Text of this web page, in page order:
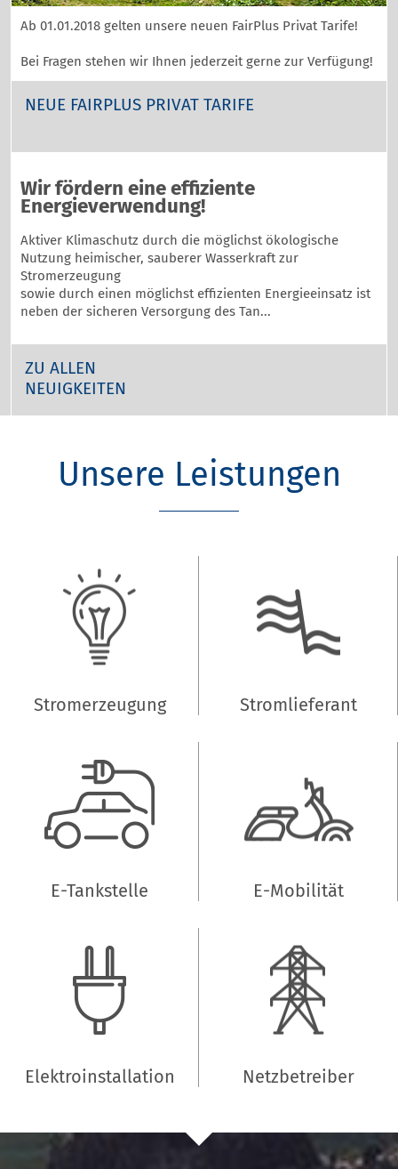
Ab 01.01.2018 gelten unsere neuen FairPlus Privat Tarife!
Bei Fragen stehen wir Ihnen jederzeit gerne zur Verfügung!
NEUE FAIRPLUS PRIVAT TARIFE
Wir fördern eine effiziente
Energieverwendung!
Aktiver Klimaschutz durch die möglichst ökologische
Nutzung heimischer, sauberer Wasserkraft zur
Stromerzeugung
sowie durch einen möglichst effizienten Energieeinsatz ist
neben der sicheren Versorgung des Tan...
ZU ALLEN
NEUIGKEITEN
Unsere Leistungen
Stromerzeugung Stromlieferant
E-Tankstelle E-Mobilität
Elektroinstallation Netzbetreiber